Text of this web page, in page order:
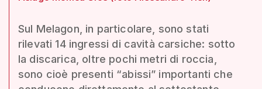
Sul Melagon, in particolare, sono stati
rilevati 14 ingressi di cavità carsiche: sotto
la discarica, oltre pochi metri di roccia,
sono cioè presenti “abissi” importanti che